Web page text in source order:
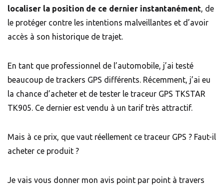
localiser la position de ce dernier instantanément, de
le protéger contre les intentions malveillantes et d’avoir
accès à son historique de trajet.
En tant que professionnel de l’automobile, j’ai testé
beaucoup de trackers GPS différents. Récemment, j’ai eu
la chance d’acheter et de tester le traceur GPS TKSTAR
TK905. Ce dernier est vendu à un tarif très attractif.
Mais à ce prix, que vaut réellement ce traceur GPS ? Faut-il
acheter ce produit ?
Je vais vous donner mon avis point par point à travers